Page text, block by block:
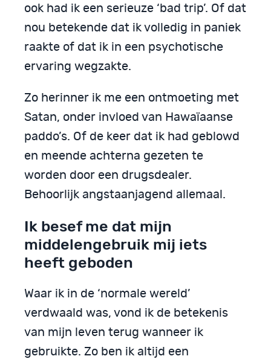
ook had ik een serieuze ‘bad trip’. Of dat
nou betekende dat ik volledig in paniek
raakte of dat ik in een psychotische
ervaring wegzakte.
Zo herinner ik me een ontmoeting met
Satan, onder invloed van Hawaïaanse
paddo’s. Of de keer dat ik had geblowd
en meende achterna gezeten te
worden door een drugsdealer.
Behoorlijk angstaanjagend allemaal.
Ik besef me dat mijn
middelengebruik mij iets
heeft geboden
Waar ik in de ‘normale wereld’
verdwaald was, vond ik de betekenis
van mijn leven terug wanneer ik
gebruikte. Zo ben ik altijd een